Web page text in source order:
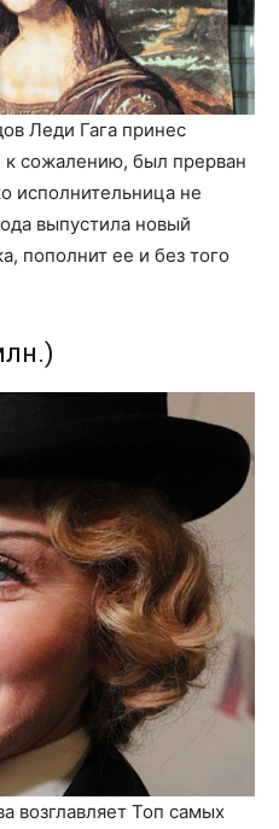
Леди Гага принес
к сожалению, был прерван
исполнительница не
выпустила новый
пополнит ее и без того
возглавляет Топ самых